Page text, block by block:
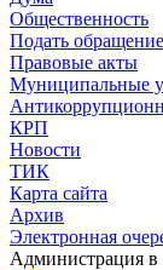
Общественность
Подать обращение
Правовые акты
Муниципальные
КРП
Новости
ТИК
Карта сайта
Архив
Электронная
Администрация в